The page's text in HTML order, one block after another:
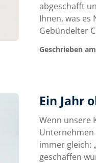
abgeschafft
Ihnen, was es
Gebündelter
Geschrieben
Ein Jahr
Wenn unsere
immer gleich:
geschaffen